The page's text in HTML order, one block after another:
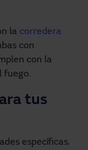
la corredera
con
con la
fuego.
tus
específicas.